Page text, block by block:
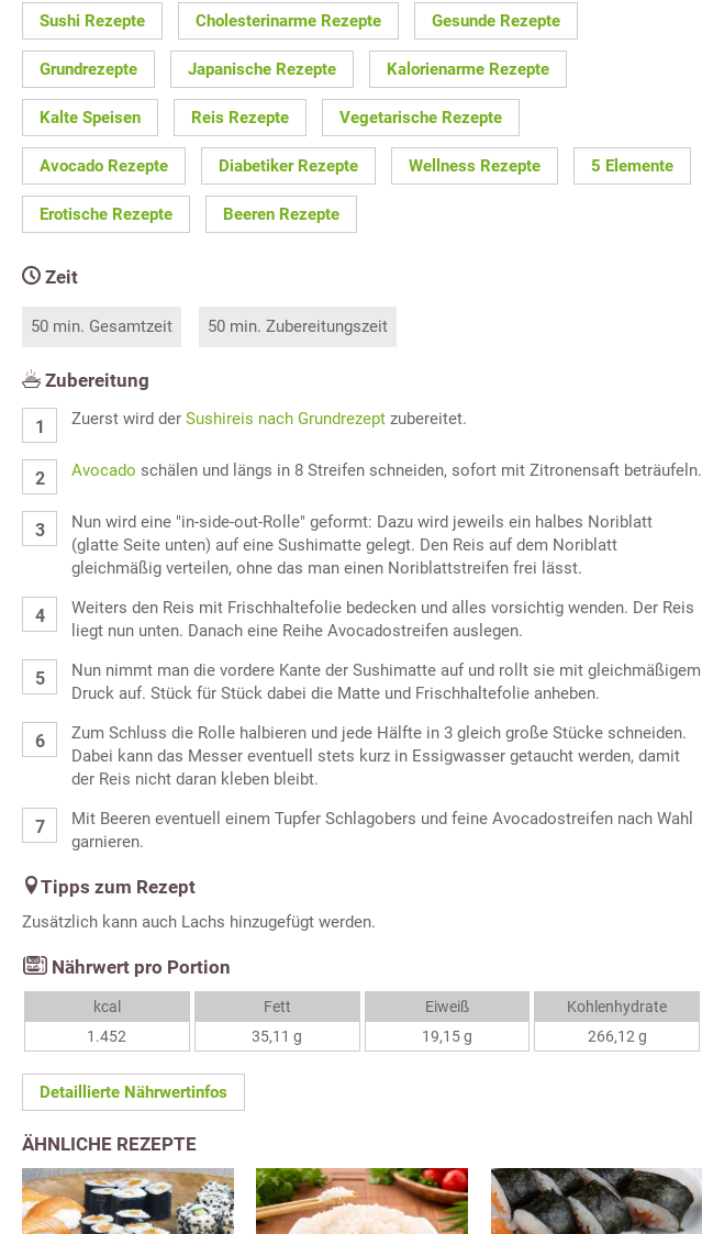
Sushi Rezepte Cholesterinarme Rezepte Gesunde Rezepte
Grundrezepte Japanische Rezepte Kalorienarme Rezepte
Kalte Speisen Reis Rezepte Vegetarische Rezepte
Avocado Rezepte Diabetiker Rezepte Wellness Rezepte 5 Elemente
Erotische Rezepte Beeren Rezepte
Zeit
50 min. Gesamtzeit 50 min. Zubereitungszeit
Zubereitung
Zuerst wird der Sushireis nach Grundrezept zubereitet.
Avocado schälen und längs in 8 Streifen schneiden, sofort mit Zitronensaft beträufeln.
Nun wird eine "in-side-out-Rolle" geformt: Dazu wird jeweils ein halbes Noriblatt
(glatte Seite unten) auf eine Sushimatte gelegt. Den Reis auf dem Noriblatt
gleichmäßig verteilen, ohne das man einen Noriblattstreifen frei lässt.
Weiters den Reis mit Frischhaltefolie bedecken und alles vorsichtig wenden. Der Reis
liegt nun unten. Danach eine Reihe Avocadostreifen auslegen.
Nun nimmt man die vordere Kante der Sushimatte auf und rollt sie mit gleichmäßigem
Druck auf. Stück für Stück dabei die Matte und Frischhaltefolie anheben.
Zum Schluss die Rolle halbieren und jede Hälfte in 3 gleich große Stücke schneiden.
Dabei kann das Messer eventuell stets kurz in Essigwasser getaucht werden, damit
der Reis nicht daran kleben bleibt.
Mit Beeren eventuell einem Tupfer Schlagobers und feine Avocadostreifen nach Wahl
garnieren.
Tipps zum Rezept
Zusätzlich kann auch Lachs hinzugefügt werden.
Nährwert pro Portion
kcal
1.452
Fett
35,11 g
Eiweiß
19,15 g
Kohlenhydrate
266,12 g
Detaillierte Nährwertinfos
ÄHNLICHE REZEPTE